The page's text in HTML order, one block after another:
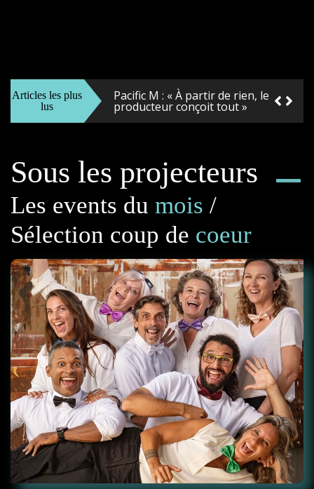
Articles les plus
lus
Pacific M : « À partir de rien, le
producteur conçoit tout »
Gaëlle F : « J’adore faire des
défilés»
Ō’Tini, lance le « string art » en
Polynésie
To. l’artiste double face
Yvon Teraitua, un adepte du
mixed media
Métal Pacifique, la mélodie de
l’enfer au paradis
Tahiti Electro Fest : faire
découvrir le potentiel des DJ
locaux
Fier.e.s, une ode « à l'identité, à
l'acceptance, au vivre ensemble
»
Sous les projecteurs
Les events du mois /
Sélection coup de coeur